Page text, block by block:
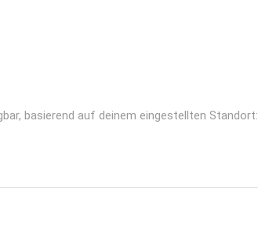
basierend auf deinem eingestellten Standort: